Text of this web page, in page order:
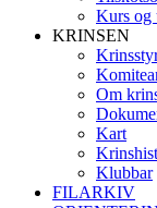
Kurs og
KRINSEN
Om
Kart
Klubbar
FILARKIV